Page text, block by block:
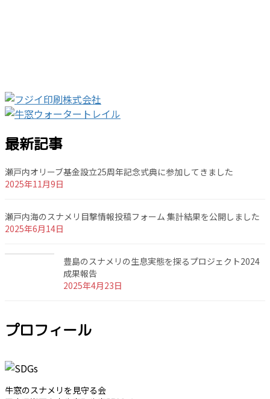
最新記事
瀬戸内オリーブ基金設立25周年記念式典に参加してきました
2025年11月9日
瀬戸内海のスナメリ目撃情報投稿フォーム 集計結果を公開しました
2025年6月14日
豊島のスナメリの生息実態を探るプロジェクト2024
成果報告
2025年4月23日
プロフィール
牛窓のスナメリを見守る会